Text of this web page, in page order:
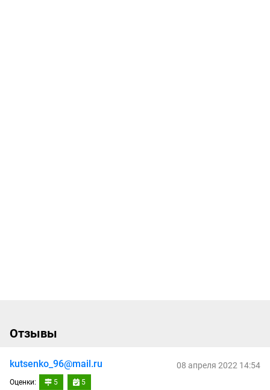
Отзывы
kutsenko_96@mail.ru
Оценки: 5 5
08 апреля 2022 14:54